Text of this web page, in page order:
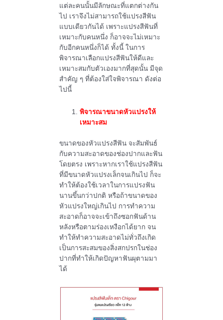
แต่ละคนนั้นมีลักษณะที่แตกต่างกัน
ไป เราจึงไม่สามารถใช้แปรงสีฟัน
แบบเดียวกันได้ เพราะแปรงสีฟันที่
เหมาะกับคนหนึ่ง ก็อาจจะไม่เหมาะ
กับอีกคนหนึ่งก็ได้ ทั้งนี้ ในการ
พิจารณาเลือกแปรงสีฟันให้ดีและ
เหมาะสมกับตัวเองมากที่สุดนั้น มีจุด
สำคัญ ๆ ที่ต้องใส่ใจพิจารณา ดังต่อ
ไปนี้
พิจารณาขนาดหัวแปรงให้
เหมาะสม
ขนาดของหัวแปรงสีฟัน จะสัมพันธ์
กับความสะอาดของช่องปากและฟัน
โดยตรง เพราะหากเราใช้แปรงสีฟัน
ที่มีขนาดหัวแปรงเล็กจนเกินไป ก็จะ
ทำให้ต้องใช้เวลาในการแปรงฟัน
นานขึ้นกว่าปกติ หรือถ้าขนาดของ
หัวแปรงใหญ่เกินไป การทำความ
สะอาดก็อาจจะเข้าถึงซอกฟันด้าน
หลังหรือตามร่องเหงือกได้ยาก จน
ทำให้ทำความสะอาดไม่ทั่วถึงเกิด
เป็นการสะสมของสิ่งสกปรกในช่อง
ปากที่ทำให้เกิดปัญหาฟันผุตามมา
ได้